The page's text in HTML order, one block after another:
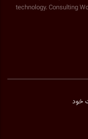
technology. Consulting
خود